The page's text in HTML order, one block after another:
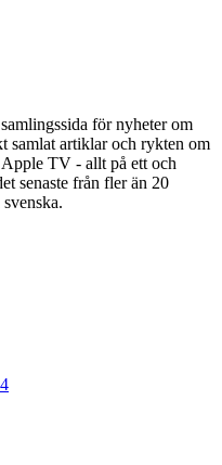
för nyheter om
samlat artiklar och rykten om
TV - allt på ett och
senaste från fler än 20